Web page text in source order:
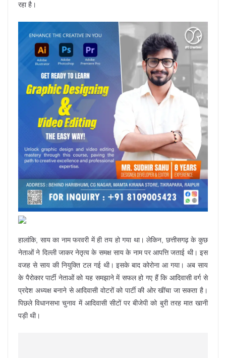
रहा है।
हालांकि, साय का नाम फरवरी में ही तय हो गया था। लेकिन, छत्तीसगढ़ के कुछ
नेताओं ने दिल्ली जाकर नेतृत्व के समक्ष साय के नाम पर आपत्ति जताई थी। इस
वजह से साय की नियुक्ति टल गई थी। इसके बाद कोरोना आ गया। अब साय
के पैरोकार पार्टी नेताओं को यह समझाने में सफल हो गए हैं कि आदिवासी वर्ग से
प्रदेश अध्यक्ष बनाने से आदिवासी वोटरों को पार्टी की ओर खींचा जा सकता है।
पिछले विधानसभा चुनाव में आदिवासी सीटों पर बीजेपी को बुरी तरह मात खानी
पड़ी थी।